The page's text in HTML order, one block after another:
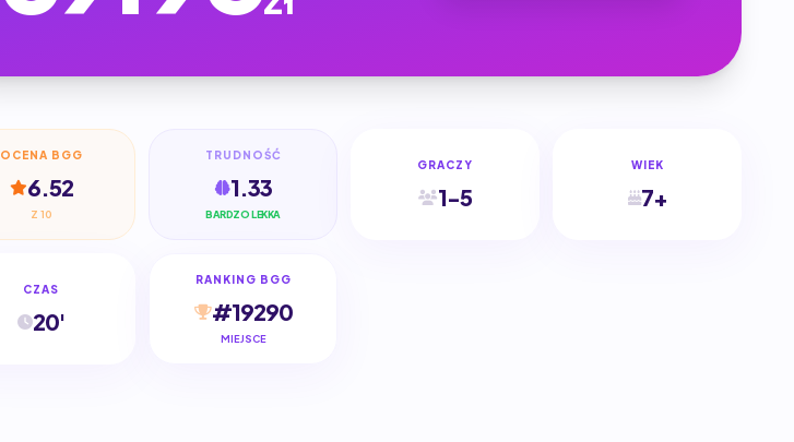
OCENA BGG
6.52
Z 10
TRUDNOŚĆ
1.33
BARDZO LEKKA
GRACZY
1-5
WIEK
7+
CZAS
20'
RANKING BGG
#19290
MIEJSCE